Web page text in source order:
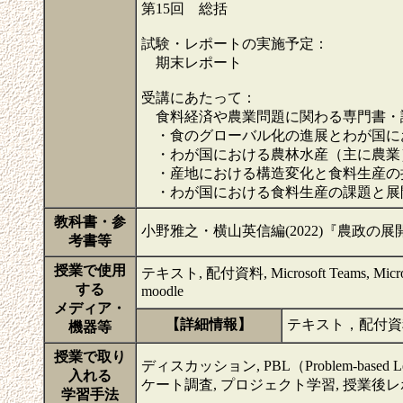
第15回 総括
試験・レポートの実施予定：
期末レポート
受講にあたって：
食料経済や農業問題に関わる専門書
・食のグローバル化の進展とわが国
・わが国における農林水産（主に農業
・産地における構造変化と食料生産の
・わが国における食料生産の課題と
教科書・参
考書等
小野雅之・横山英信編(2022)『農政の
授業で使用
する
メディア・
機器等
テキスト, 配付資料, Microsoft Teams,
moodle
【詳細情報】 テキスト，配付
授業で取り
入れる
学習手法
ディスカッション, PBL（Problem-based
ケート調査, プロジェクト学習, 授業後